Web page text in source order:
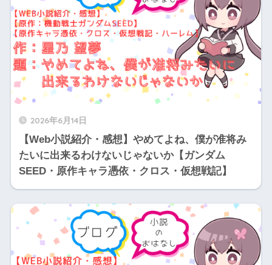
2026年6月14日
【Web小説紹介・感想】やめてよね、僕が准将み
たいに出来るわけないじゃないか【ガンダム
SEED・原作キャラ憑依・クロス・仮想戦記】